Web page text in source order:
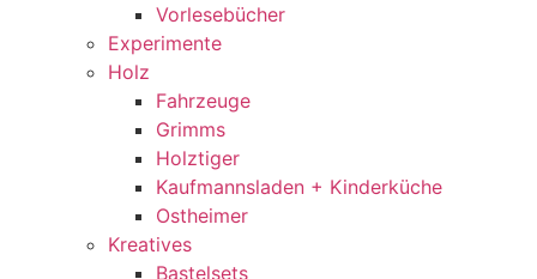
Vorlesebücher
Experimente
Holz
Fahrzeuge
Grimms
Holztiger
Kaufmannsladen + Kinderküche
Ostheimer
Kreatives
Bastelsets